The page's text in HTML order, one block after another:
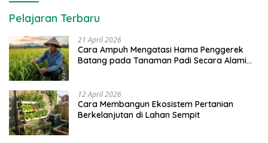
Pelajaran Terbaru
21 April 2026
Cara Ampuh Mengatasi Hama Penggerek
Batang pada Tanaman Padi Secara Alami
12 April 2026
Cara Membangun Ekosistem Pertanian
Berkelanjutan di Lahan Sempit